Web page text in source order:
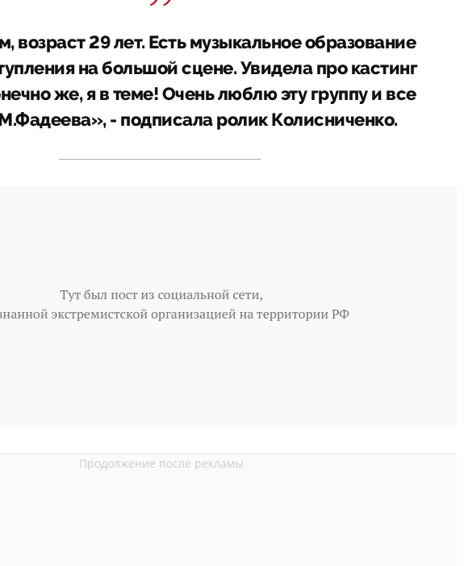
возраст 29 лет. Есть музыкальное образование
на большой сцене. Увидела про кастинг
же, я в теме! Очень люблю эту группу и все
- подписала ролик Колисниченко.